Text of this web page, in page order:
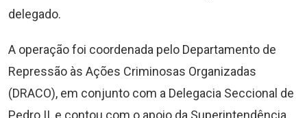
delegado.
A operação foi coordenada pelo Departamento de
Repressão às Ações Criminosas Organizadas
(DRACO), em conjunto com a Delegacia Seccional de
Pedro II, e contou com o apoio da Superintendência